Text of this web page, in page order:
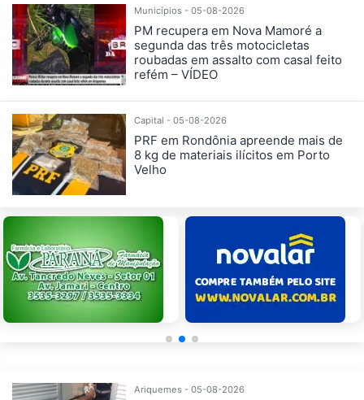
Municípios - 05-08-2026
PM recupera em Nova Mamoré a
segunda das três motocicletas
roubadas em assalto com casal feito
refém – VÍDEO
Capital - 05-08-2026
PRF em Rondônia apreende mais de
8 kg de materiais ilícitos em Porto
Velho
Ariquemes - 05-08-2026